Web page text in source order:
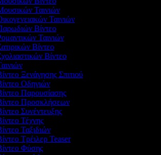
Ταινιών
Ταινιών
Βίντεο
Ταινιών
Βίντεο
Βίντεο
Ξενάγησης Σπιτιού
Οδηγιών
Παρουσίασης
Προσκλήσεων
Συνέντευξης
Τέχνης
Ταξιδιών
Τρέιλερ Teaser
Φύσης